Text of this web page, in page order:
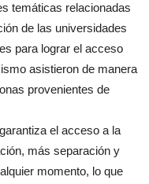
temáticas relacionadas
de las universidades
para lograr el acceso
asistieron de manera
provenientes de
el acceso a la
más separación y
momento, lo que